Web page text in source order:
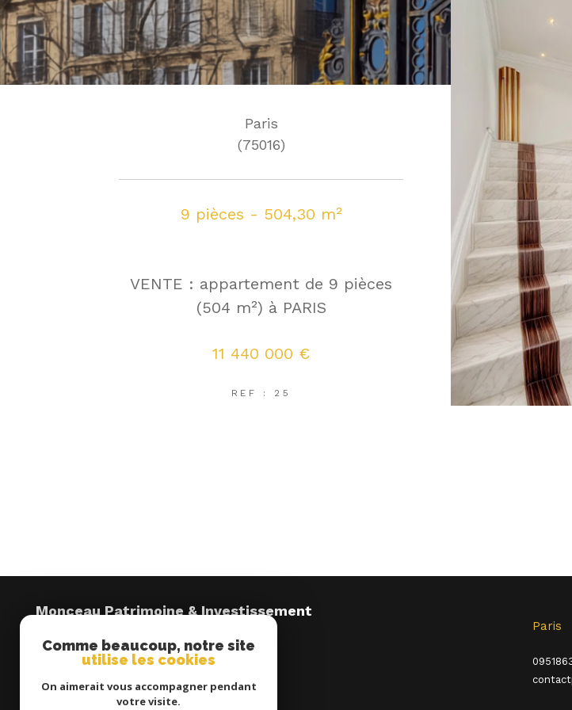
Paris
(75016)
9 pièces - 504,30 m²
VENTE : appartement de 9 pièces
(504 m²) à PARIS
11 440 000 €
REF : 25
Monceau Patrimoine & Investissement
0553801362
contactdordogne@monceauparis.immo
8 Rue St Georges
Paris
Comme beaucoup, notre site
utilise les cookies
On aimerait vous accompagner pendant
votre visite.